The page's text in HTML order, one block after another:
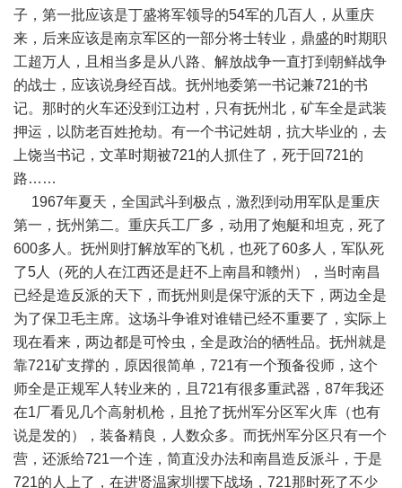
子，第一批应该是丁盛将军领导的54军的几百人，从重庆
来，后来应该是南京军区的一部分将士转业，鼎盛的时期职
工超万人，且相当多是从八路、解放战争一直打到朝鲜战争
的战士，应该说身经百战。抚州地委第一书记兼721的书
记。那时的火车还没到江边村，只有抚州北，矿车全是武装
押运，以防老百姓抢劫。有一个书记姓胡，抗大毕业的，去
上饶当书记，文革时期被721的人抓住了，死于回721的
路……
1967年夏天，全国武斗到极点，激烈到动用军队是重庆
第一，抚州第二。重庆兵工厂多，动用了炮艇和坦克，死了
600多人。抚州则打解放军的飞机，也死了60多人，军队死
了5人（死的人在江西还是赶不上南昌和赣州），当时南昌
已经是造反派的天下，而抚州则是保守派的天下，两边全是
为了保卫毛主席。这场斗争谁对谁错已经不重要了，实际上
现在看来，两边都是可怜虫，全是政治的牺牲品。抚州就是
靠721矿支撑的，原因很简单，721有一个预备役师，这个
师全是正规军人转业来的，且721有很多重武器，87年我还
在1厂看见几个高射机枪，且抢了抚州军分区军火库（也有
说是发的），装备精良，人数众多。而抚州军分区只有一个
营，还派给721一个连，简直没办法和南昌造反派斗，于是
721的人上了，在进贤温家圳摆下战场，721那时死了不少